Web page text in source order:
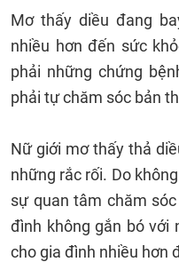
Mơ thấy diều đang
nhiều hơn đến sức
phải những chứng
phải tự chăm sóc bản
Nữ giới mơ thấy thả
những rắc rối. Do
sự quan tâm chăm
đình không gắn bó với
cho gia đình nhiều hơn